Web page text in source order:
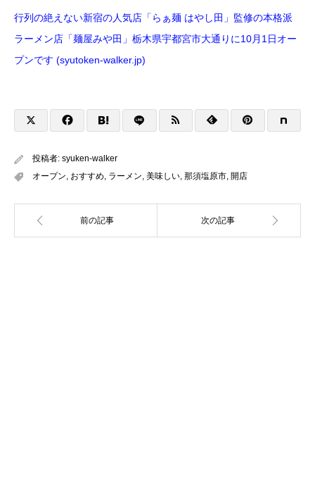
行列の絶えない新宿の人気店「らぁ麺 はやし田」監修の本格派
ラーメン店「麺屋みや田」栃木県宇都宮市大通りに10月1日オー
プンです (syutoken-walker.jp)
投稿者: syuken-walker
オープン おすすめ ラーメン 美味しい 那須塩原市 開店